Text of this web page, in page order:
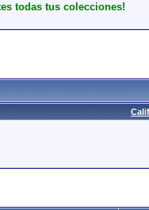
todas tus colecciones!